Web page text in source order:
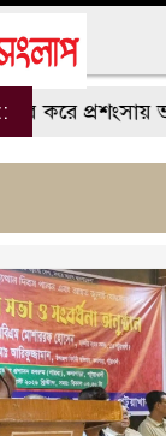
ভাসছেন